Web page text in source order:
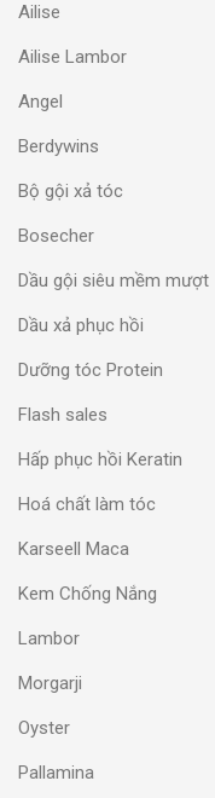
Ailise
Ailise Lambor
Angel
Berdywins
Bộ gội xả tóc
Bosecher
Dầu gội siêu mềm mượt
Dầu xả phục hồi
Dưỡng tóc Protein
Flash sales
Hấp phục hồi Keratin
Hoá chất làm tóc
Karseell Maca
Kem Chống Nắng
Lambor
Morgarji
Oyster
Pallamina